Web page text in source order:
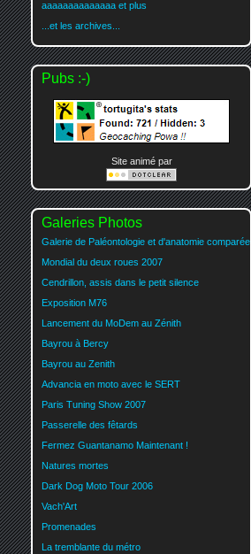
aaaaaaaaaaaaaa et plus
...et les archives...
Pubs :-)
Site animé par
Galeries Photos
Galerie de Paléontologie et d'anatomie comparée
Mondial du deux roues 2007
Cendrillon, assis dans le petit silence
Exposition M76
Lancement du MoDem au Zénith
Bayrou à Bercy
Bayrou au Zenith
Advancia en moto avec le SERT
Paris Tuning Show 2007
Passerelle des fêtards
Fermez Guantanamo Maintenant !
Natures mortes
Dark Dog Moto Tour 2006
Vach'Art
Promenades
La tremblante du métro